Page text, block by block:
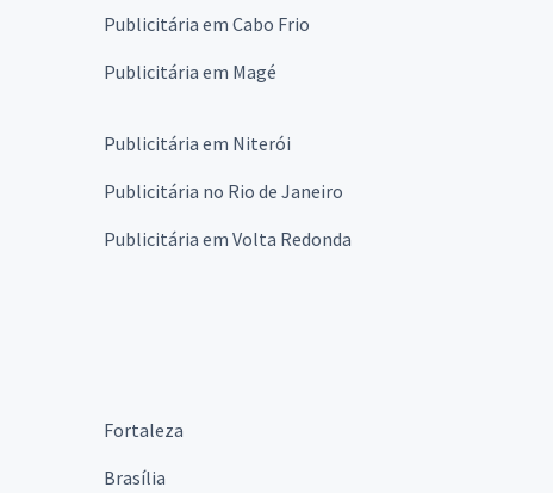
Publicitária em Cabo Frio
Publicitária em Magé
Publicitária em Niterói
Publicitária no Rio de Janeiro
Publicitária em Volta Redonda
Fortaleza
Brasília